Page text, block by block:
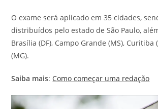
O exame será aplicado em 35 cidades,
distribuídos pelo estado de São Paulo,
Brasília (DF), Campo Grande (MS), Curitiba
(MG).
Saiba mais: Como começar uma redação